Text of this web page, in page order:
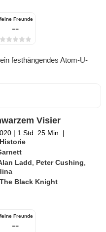
Freunde
--
festhängendes Atom-U-
Visier
| 1 Std. 25 Min. |
Historie
Ladd Peter Cushing
The Black Knight
Freunde
--